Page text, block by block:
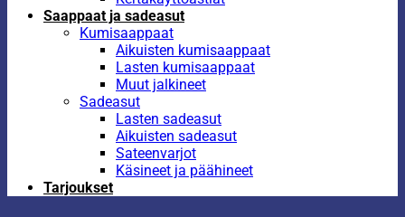
Saappaat ja sadeasut
Kumisaappaat
Aikuisten kumisaappaat
Lasten kumisaappaat
Muut jalkineet
Sadeasut
Lasten sadeasut
Aikuisten sadeasut
Sateenvarjot
Käsineet ja päähineet
Tarjoukset